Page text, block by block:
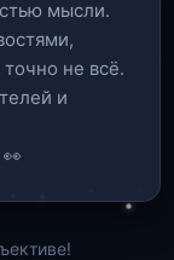
мысли.
не всё.
и